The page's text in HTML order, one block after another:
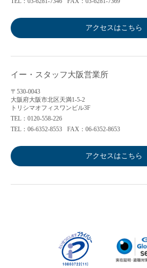
アクセスはこちら
イー・スタッフ大阪営業所
〒530-0043
大阪府大阪市北区天満1-5-2
トリシマオフィスワンビル3F
TEL：0120-558-226
TEL：06-6352-8553
FAX：06-6352-8653
アクセスはこちら